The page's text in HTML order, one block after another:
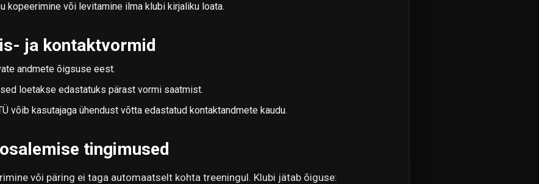
kopeerimine või levitamine ilma klubi kirjaliku loata.
ja kontaktvormid
andmete õigsuse eest.
loetakse edastatuks pärast vormi saatmist.
võib kasutajaga ühendust võtta edastatud kontaktandmete kaudu.
tingimused
või päring ei taga automaatselt kohta treeningul. Klubi jätab õiguse: